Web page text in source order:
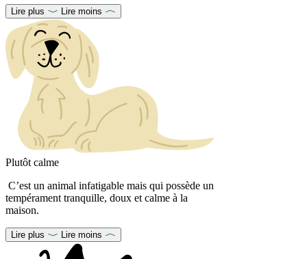
Lire plus Lire moins
Plutôt calme
C’est un animal infatigable mais qui possède un
tempérament tranquille, doux et calme à la
maison.
Lire plus Lire moins